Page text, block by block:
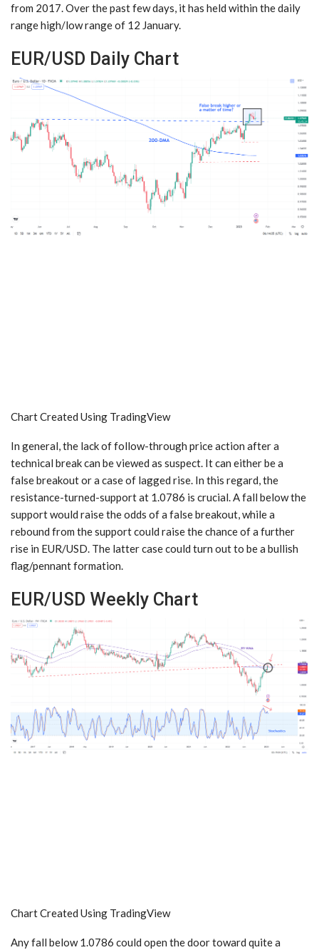
from 2017. Over the past few days, it has held within the daily
range high/low range of 12 January.
EUR/USD Daily Chart
Chart Created Using TradingView
In general, the lack of follow-through price action after a
technical break can be viewed as suspect. It can either be a
false breakout or a case of lagged rise. In this regard, the
resistance-turned-support at 1.0786 is crucial. A fall below the
support would raise the odds of a false breakout, while a
rebound from the support could raise the chance of a further
rise in EUR/USD. The latter case could turn out to be a bullish
flag/pennant formation.
EUR/USD Weekly Chart
Chart Created Using TradingView
Any fall below 1.0786 could open the door toward quite a